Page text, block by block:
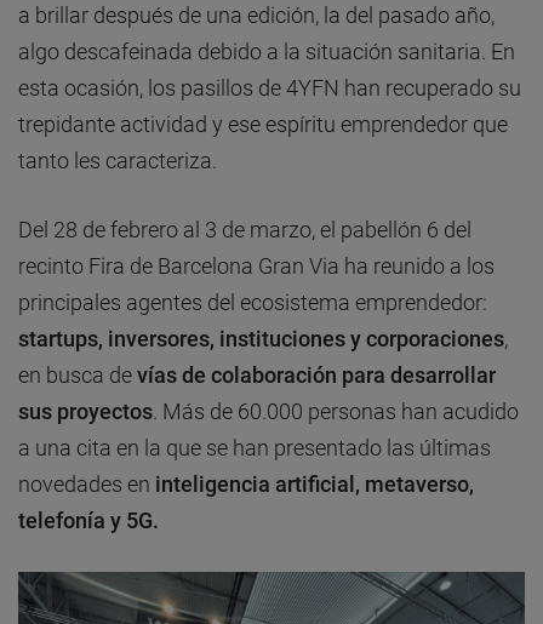
a brillar después de una edición, la del pasado año,
algo descafeinada debido a la situación sanitaria. En
esta ocasión, los pasillos de 4YFN han recuperado su
trepidante actividad y ese espíritu emprendedor que
tanto les caracteriza.
Del 28 de febrero al 3 de marzo, el pabellón 6 del
recinto Fira de Barcelona Gran Via ha reunido a los
principales agentes del ecosistema emprendedor:
startups, inversores, instituciones y corporaciones,
en busca devías de colaboración para desarrollar
sus proyectos . Más de 60.000 personas han acudido
a una cita en la que se han presentado las últimas
novedades en inteligencia artificial, metaverso,
telefonía y 5G.